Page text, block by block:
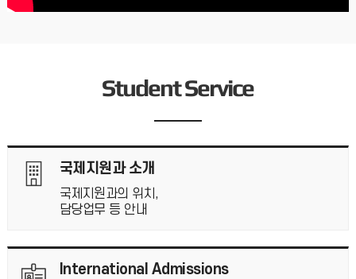
2026.08.04
프로그램 소개ㅇ 인천대학교 재학생과 신입 외국인 유학생 멘토
프로그램ㅇ 신입 유학생들의 초기 유학생활 정착을
인천대학교, 2026 루저우시직업고 한국연수 프로그램 성료-
한국어 문화 체험 통해 글로벌 인재 양성 및 한 중 교육교류 확대 -
인천대학교(총장 이인재) 국제대외협력처는 6월
2026.07.07
제적자(미등록/미복학/학사징계/자원퇴학)2. 신청기간: 2026. 5.
Student Service
국제지원과 소개
국제지원과의 위치,
담당업무 등 안내
International Admissions